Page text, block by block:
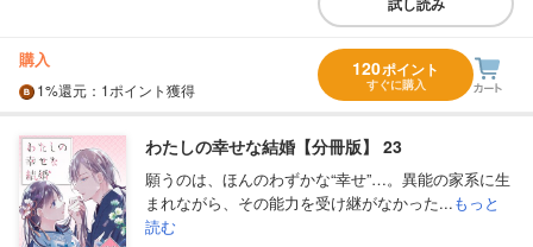
購入
1%還元 ：1ポイント獲得
120ポイント
すぐに購入
わたしの幸せな結婚【分冊版】 23
願うのは、ほんのわずかな“幸せ”…。異能の家系に生
まれながら、その能力を受け継がなかった...もっと
読む